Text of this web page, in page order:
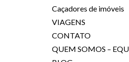
Caçadores de imóveis
VIAGENS
CONTATO
QUEM SOMOS –